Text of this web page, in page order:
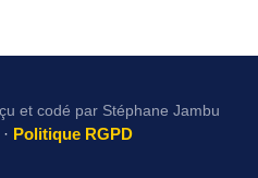
et codé par Stéphane Jambu
· Politique RGPD